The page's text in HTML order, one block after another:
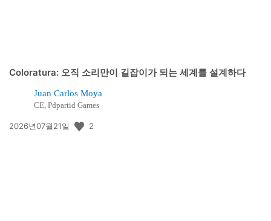
Coloratura: 오직 소리만이 길잡이가 되는 세계를 설계하다
Juan Carlos Moya
CE, Pdpartid Games
공
2026년07월21일 2